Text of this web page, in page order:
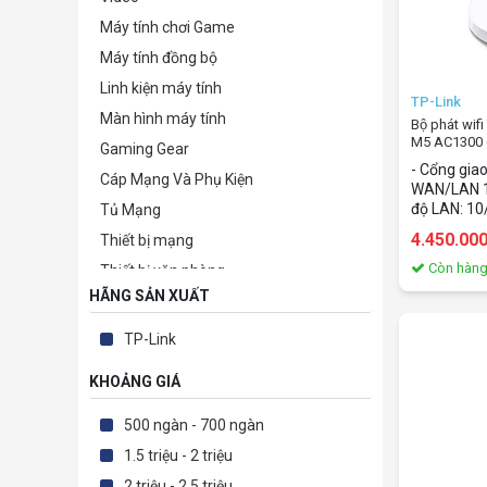
Máy tính chơi Game
Máy tính đồng bộ
Linh kiện máy tính
Màn hình máy tính
Gaming Gear
Cáp Mạng Và Phụ Kiện
Tủ Mạng
Thiết bị mạng
Thiết bị văn phòng
Camera giám sát & Phụ kiện
Phần mềm bản quyền
Thiết bị nghe nhìn & Giải trí
Điện tử - Điện lạnh
Phụ kiện
HÃNG SẢN XUẤT
TP-Link
KHOẢNG GIÁ
500 ngàn - 700 ngàn
1.5 triệu - 2 triệu
TP-Link
Bộ phát wifi
M5 AC1300
- Cổng
WAN/LAN
độ LAN:
ten ngầm
năng khác:
Wi-Fi
rộng lớn -
Còn hàng